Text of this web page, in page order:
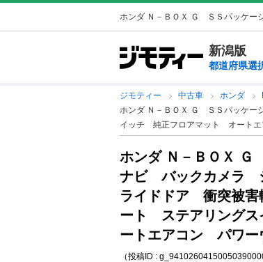
ホンダ Ｎ－ＢＯＸ Ｇ ＳＳパッケ
新潟版
都道府県選
ジモティー 中古車 ホンダ
ホンダ Ｎ－ＢＯＸ Ｇ ＳＳパッケ
イッチ 純正フロアマット オート
ホンダ Ｎ－ＢＯＸ
ナビ バックカメラ
ライドドア 衝突被
ート ステアリング
ートエアコン パワー
（投稿ID :